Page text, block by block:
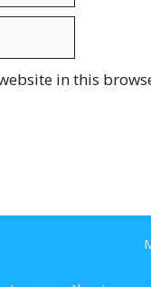
in this